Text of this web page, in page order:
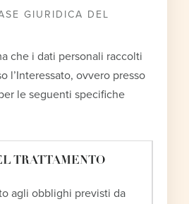
GIURIDICA DEL
che i dati personali raccolti
l’Interessato, ovvero presso
le seguenti specifiche
TRATTAMENTO
agli obblighi previsti da